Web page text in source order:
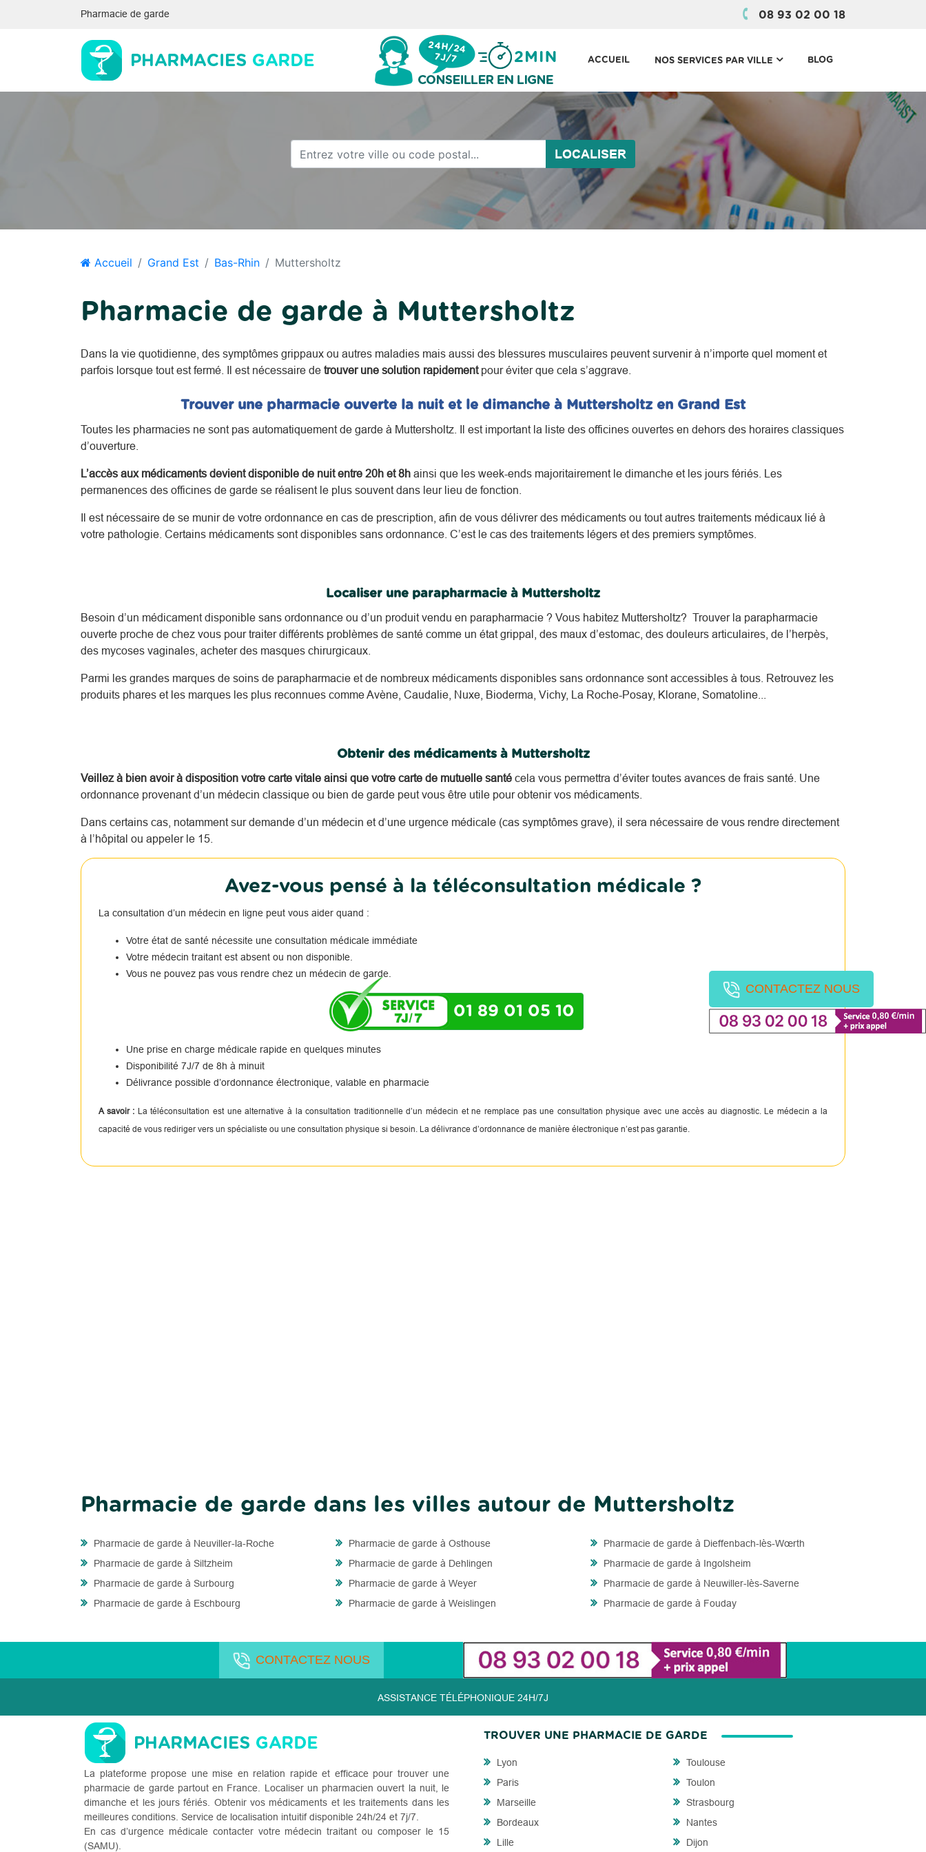
Pharmacie de garde 08 93 02 00 18
CONTACTEZ NOUS
ACCUEIL NOS SERVICES PAR VILLE (CURRENT)
BLOG
LOCALISER
Accueil Grand Est Bas-Rhin Muttersholtz
Pharmacie de garde à Muttersholtz
Dans la vie quotidienne, des symptômes grippaux ou autres maladies mais aussi des blessures musculaires peuvent survenir à n’importe quel moment et
parfois lorsque tout est fermé. Il est nécessaire de trouver une solution rapidementpour éviter que cela s’aggrave.
Trouver une pharmacie ouverte la nuit et le dimanche à Muttersholtz en Grand Est
Toutes les pharmacies ne sont pas automatiquement de garde à Muttersholtz. Il est important la liste des officines ouvertes en dehors des horaires classiques
d’ouverture.
L’accès aux médicaments devient disponible de nuit entre 20h et 8h ainsi que les week-ends majoritairement le dimanche et les jours fériés. Les
permanences des officines de garde se réalisent le plus souvent dans leur lieu de fonction.
Il est nécessaire de se munir de votre ordonnance en cas de prescription, afin de vous délivrer des médicaments ou tout autres traitements médicaux lié à
votre pathologie. Certains médicaments sont disponibles sans ordonnance. C’est le cas des traitements légers et des premiers symptômes.
Localiser une parapharmacie à Muttersholtz
Besoin d’un médicament disponible sans ordonnance ou d’un produit vendu en parapharmacie ? Vous habitez Muttersholtz? Trouver la parapharmacie
ouverte proche de chez vous pour traiter différents problèmes de santé comme un état grippal, des maux d’estomac, des douleurs articulaires, de l’herpès,
des mycoses vaginales, acheter des masques chirurgicaux.
Parmi les grandes marques de soins de parapharmacie et de nombreux médicaments disponibles sans ordonnance sont accessibles à tous. Retrouvez les
produits phares et les marques les plus reconnues comme Avène, Caudalie, Nuxe, Bioderma, Vichy, La Roche-Posay, Klorane, Somatoline...
Obtenir des médicaments à Muttersholtz
Veillez à bien avoir à disposition votre carte vitale ainsi que votre carte de mutuelle santé cela vous permettra d’éviter toutes avances de frais santé. Une
ordonnance provenant d’un médecin classique ou bien de garde peut vous être utile pour obtenir vos médicaments.
Dans certains cas, notamment sur demande d’un médecin et d’une urgence médicale (cas symptômes grave), il sera nécessaire de vous rendre directement
à l’hôpital ou appeler le 15.
Avez-vous pensé à la téléconsultation médicale ?
La consultation d’un médecin en ligne peut vous aider quand :
Votre état de santé nécessite une consultation médicale immédiate
Votre médecin traitant est absent ou non disponible.
Vous ne pouvez pas vous rendre chez un médecin de garde.
01 89 01 05 10
Une prise en charge médicale rapide en quelques minutes
Disponibilité 7J/7 de 8h à minuit
Délivrance possible d’ordonnance électronique, valable en pharmacie
A savoir : La téléconsultation est une alternative à la consultation traditionnelle d’un médecin et ne remplace pas une consultation physique avec une accès au diagnostic. Le médecin a la
capacité de vous rediriger vers un spécialiste ou une consultation physique si besoin. La délivrance d’ordonnance de manière électronique n’est pas garantie.
Pharmacie de garde dans les villes autour de Muttersholtz
Pharmacie de garde à Neuviller-la-Roche
Pharmacie de garde à Siltzheim
Pharmacie de garde à Surbourg
Pharmacie de garde à Eschbourg
Pharmacie de garde à Osthouse
Pharmacie de garde à Dehlingen
Pharmacie de garde à Weyer
Pharmacie de garde à Weislingen
Pharmacie de garde à Dieffenbach-lès-Wœrth
Pharmacie de garde à Ingolsheim
Pharmacie de garde à Neuwiller-lès-Saverne
Pharmacie de garde à Fouday
CONTACTEZ NOUS
ASSISTANCE TÉLÉPHONIQUE 24H/7J
La plateforme propose une mise en relation rapide et efficace pour trouver une
pharmacie de garde partout en France. Localiser un pharmacien ouvert la nuit, le
dimanche et les jours fériés. Obtenir vos médicaments et les traitements dans les
meilleures conditions. Service de localisation intuitif disponible 24h/24 et 7j/7.
En cas d’urgence médicale contacter votre médecin traitant ou composer le 15
(SAMU).
TROUVER UNE PHARMACIE DE GARDE
Lyon
Paris
Marseille
Bordeaux
Lille
Toulouse
Toulon
Strasbourg
Nantes
Dijon